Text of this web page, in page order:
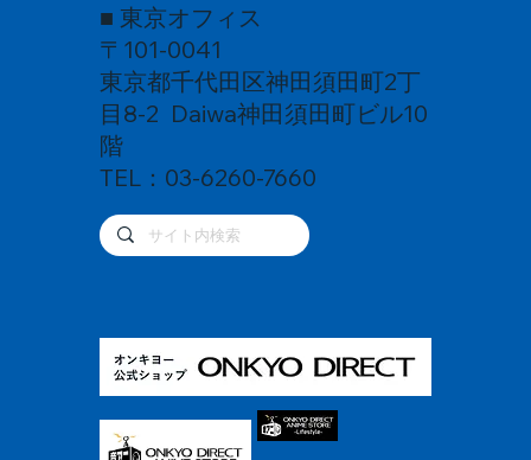
■ 東京オフィス
〒101-0041
東京都千代田区神田須田町2丁
目8-2 Daiwa神田須田町ビル10
階
TEL：03-6260-7660